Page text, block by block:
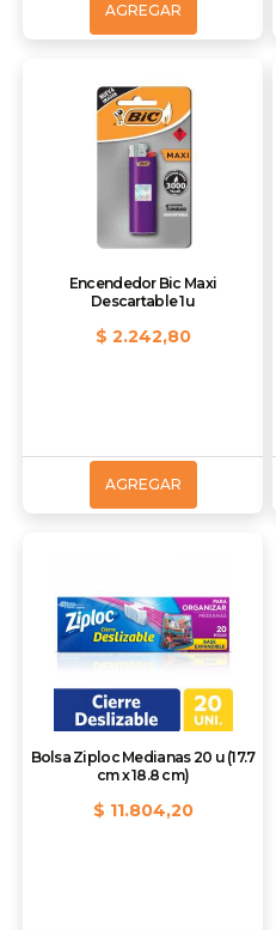
AGREGAR
Encendedor Bic Maxi
Descartable 1u
$ 2.242,80
AGREGAR
Bolsa Ziploc Medianas 20 u (17.7
cm x 18.8 cm)
$ 11.804,20